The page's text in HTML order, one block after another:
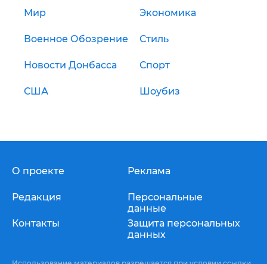
Мир Экономика
Военное Обозрение Стиль
Новости Донбасса Спорт
США Шоубиз
О проекте
Редакция
Контакты
Реклама
Персональные
данные
Защита персональных
данных